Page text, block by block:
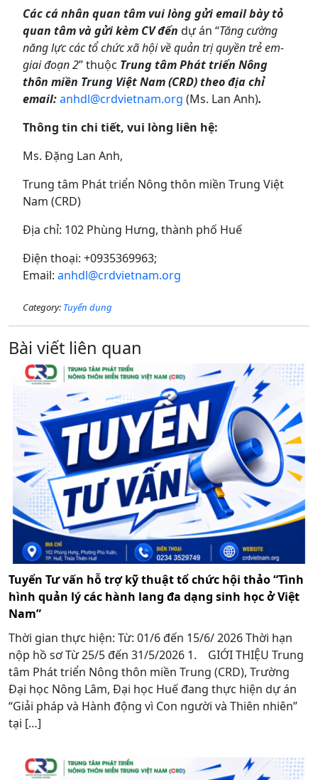
Các cá nhân quan tâm vui lòng gửi email bày tỏ
quan tâm và gửi kèm CV đến dự án “Tăng cường
năng lực các tổ chức xã hội về quản trị quyền trẻ em-
giai đoạn 2” thuộc Trung tâm Phát triển Nông
thôn miền Trung Việt Nam (CRD) theo địa chỉ
email:anhdl@crdvietnam.org (Ms. Lan Anh).
Thông tin chi tiết, vui lòng liên hệ:
Ms. Đặng Lan Anh,
Trung tâm Phát triển Nông thôn miền Trung Việt
Nam (CRD)
Địa chỉ: 102 Phùng Hưng, thành phố Huế
Điện thoại: +0935369963;
Email: anhdl@crdvietnam.org
Category: Tuyển dụng
Bài viết liên quan
Tuyển Tư vấn hỗ trợ kỹ thuật tổ chức hội thảo “Tình
hình quản lý các hành lang đa dạng sinh học ở Việt
Nam”
Thời gian thực hiện: Từ: 01/6 đến 15/6/ 2026 Thời hạn
nộp hồ sơ Từ 25/5 đến 31/5/2026 1. GIỚI THIỆU Trung
tâm Phát triển Nông thôn miền Trung (CRD), Trường
Đại học Nông Lâm, Đại học Huế đang thực hiện dự án
“Giải pháp và Hành động vì Con người và Thiên nhiên”
tại […]